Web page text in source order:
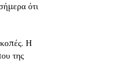
ότι
Η
της